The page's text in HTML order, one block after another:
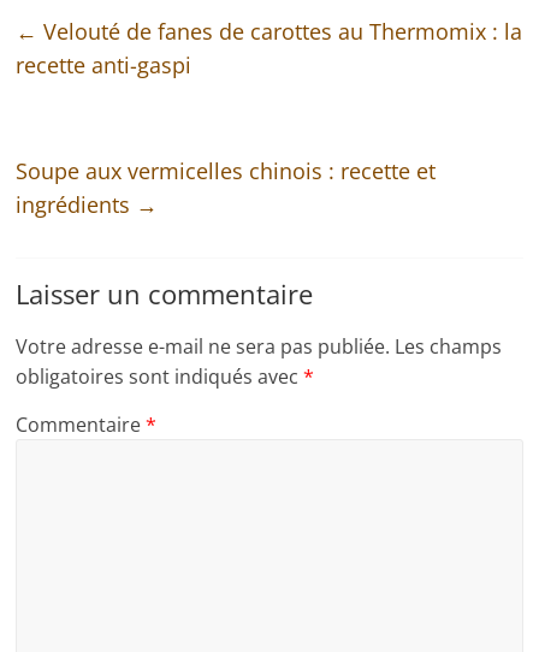
← Velouté de fanes de carottes au Thermomix : la
recette anti-gaspi
Soupe aux vermicelles chinois : recette et
ingrédients →
Laisser un commentaire
Votre adresse e-mail ne sera pas publiée. Les champs
obligatoires sont indiqués avec*
Commentaire*